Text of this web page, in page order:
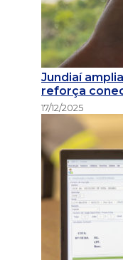
Jundiaí
reforça
17/12/2025